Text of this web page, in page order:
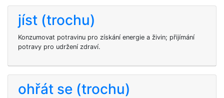
jíst (trochu)
Konzumovat potravinu pro získání energie a živin; přijímání
potravy pro udržení zdraví.
ohřát se (trochu)